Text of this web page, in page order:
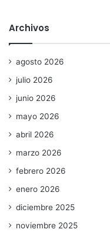
Archivos
agosto 2026
julio 2026
junio 2026
mayo 2026
abril 2026
marzo 2026
febrero 2026
enero 2026
diciembre 2025
noviembre 2025